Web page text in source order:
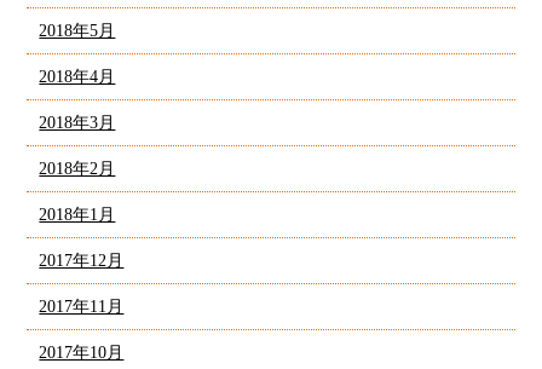
2018年5月
2018年4月
2018年3月
2018年2月
2018年1月
2017年12月
2017年11月
2017年10月